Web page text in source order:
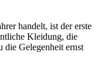
handelt, ist der erste
Kleidung, die
die Gelegenheit ernst